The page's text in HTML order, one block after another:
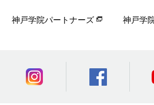
神戸学院パートナーズ 神戸学